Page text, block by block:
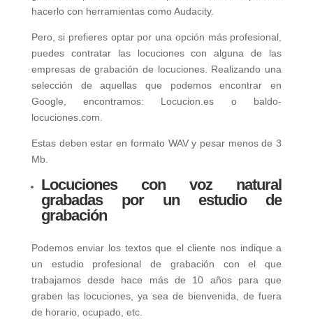
hacerlo con herramientas como Audacity.
Pero, si prefieres optar por una opción más profesional,
puedes contratar las locuciones con alguna de las
empresas de grabación de locuciones. Realizando una
selección de aquellas que podemos encontrar en
Google, encontramos: Locucion.es o baldo-
locuciones.com.
Estas deben estar en formato WAV y pesar menos de 3
Mb.
Locuciones con voz natural
grabadas por un estudio de
grabación
Podemos enviar los textos que el cliente nos indique a
un estudio profesional de grabación con el que
trabajamos desde hace más de 10 años para que
graben las locuciones, ya sea de bienvenida, de fuera
de horario, ocupado, etc.